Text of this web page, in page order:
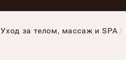
Уход за телом, массаж и SPA